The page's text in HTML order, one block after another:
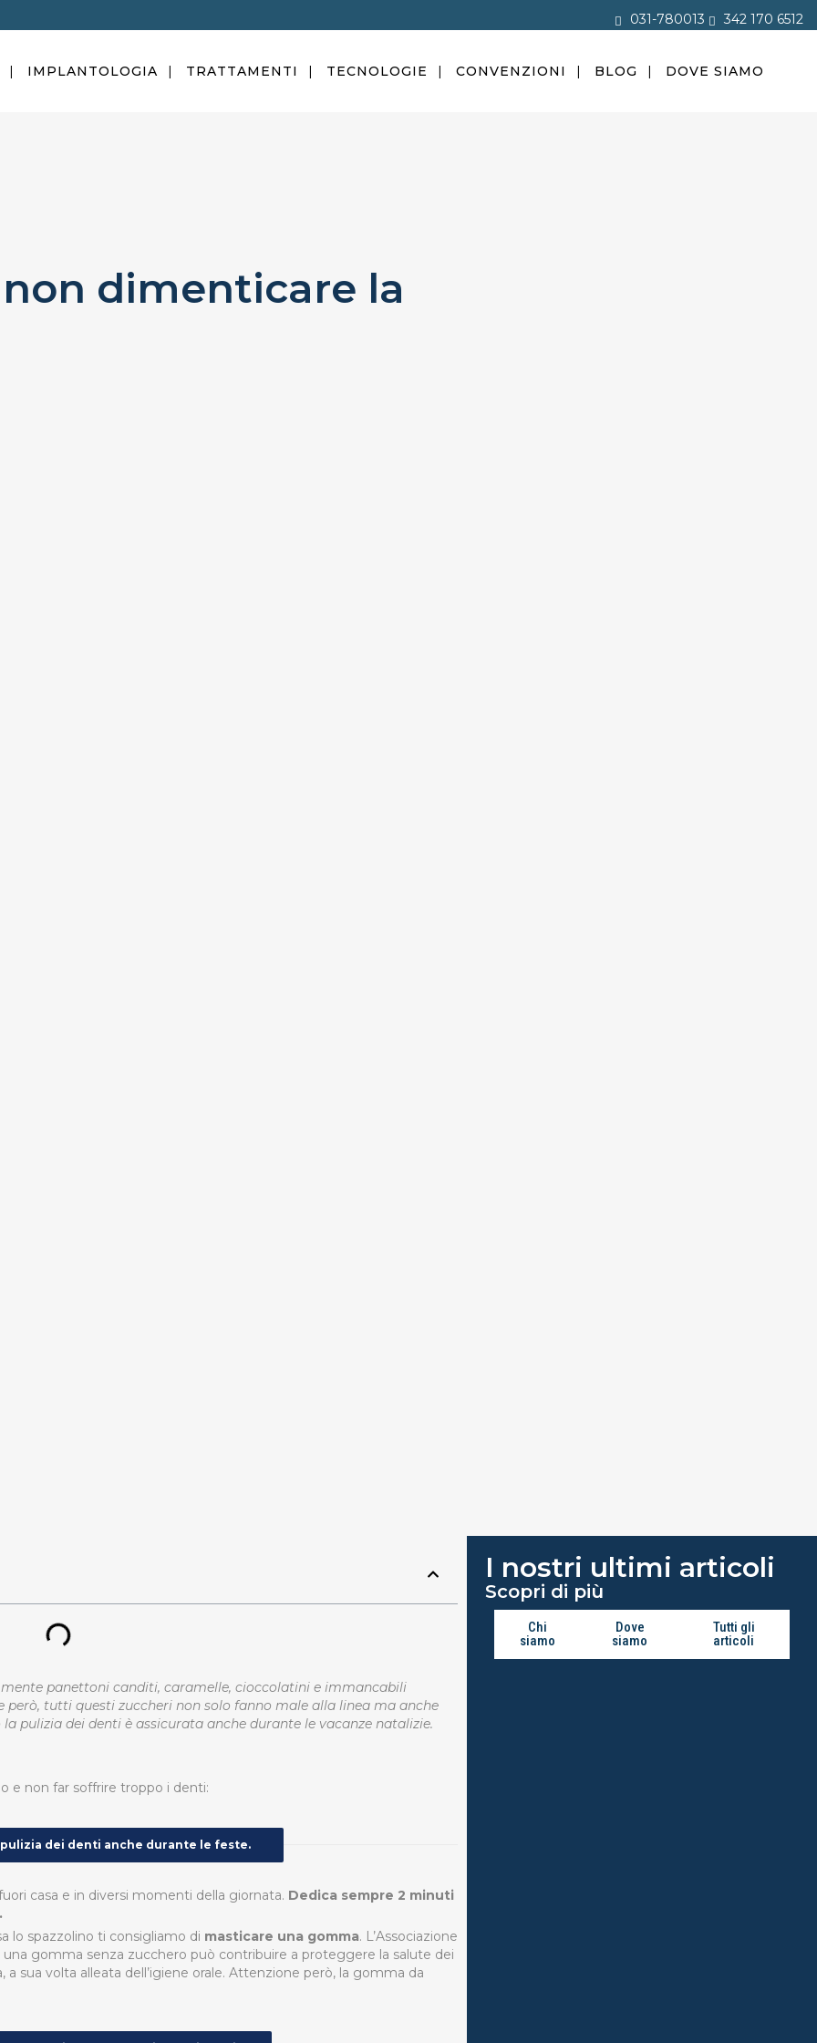
031-780013 342 170 6512
IMPLANTOLOGIA TRATTAMENTI TECNOLOGIE CONVENZIONI BLOG DOVE SIAMO
dimenticare la
panettoni canditi, caramelle, cioccolatini e immancabili
tutti questi zuccheri non solo fanno male alla linea ma anche
pulizia dei denti è assicurata anche durante le vacanze natalizie.
e non far soffrire troppo i denti:
dei denti anche durante le feste.
casa e in diversi momenti della giornata. Dedica sempre 2 minuti
lo spazzolino ti consigliamo di masticare una gomma. L’Associazione
gomma senza zucchero può contribuire a proteggere la salute dei
sua volta alleata dell’igiene orale. Attenzione però, la gomma da
I nostri ultimi articoli
Scopri di più
Chi
siamo
Dove
siamo
Tutti gli
articoli